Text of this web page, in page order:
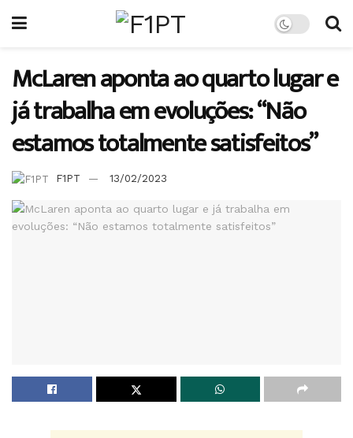
McLaren aponta ao quarto lugar e
já trabalha em evoluções: “Não
estamos totalmente satisfeitos”
F1PT 13/02/2023